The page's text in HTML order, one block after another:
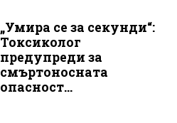
„Умира се за секунди“:
Токсиколог
предупреди за
смъртоносната
опасност...